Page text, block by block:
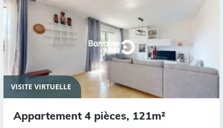
VISITE VIRTUELLE
Appartement 4 pièces, 121m²